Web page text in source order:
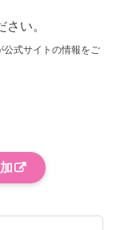
い。
式サイトの情報をご